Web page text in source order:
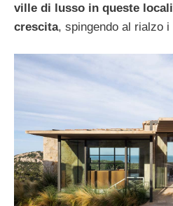
ville di lusso in queste
crescita, spingendo al rialzo